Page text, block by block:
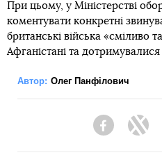
При цьому, у Міністерстві
коментувати конкретні
британські війська «сміливо
Афганістані та
Автор: Олег Панфілович
Facebook